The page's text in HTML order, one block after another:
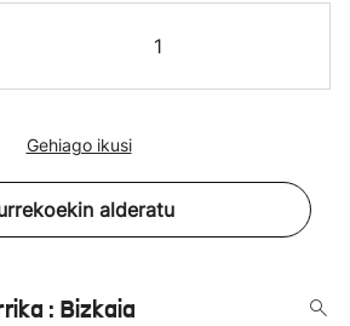
1
Gehiago ikusi
alderatu
: Bizkaia